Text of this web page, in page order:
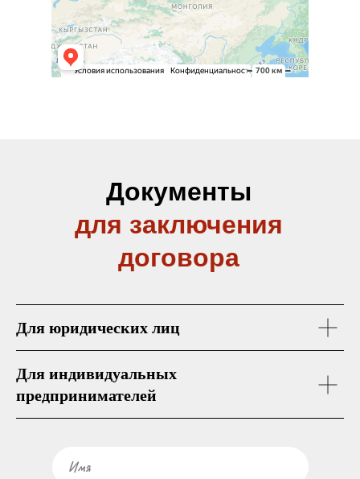
Документы
для заключения
договора
Для юридических лиц
Для индивидуальных
предпринимателей